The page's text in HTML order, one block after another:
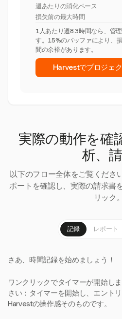
週あたりの消化ペース
損失前の最大時間
1人あたり週8.3時間なら、管
す。15%のバッファにより、
間の余裕があります。
Harvestでプロジェ
実際の動作を確
析、
以下のフロー全体をご覧くださ
ポートを確認し、実際の請求書
リック。
記録 レポート
さあ、時間記録を始めましょう！
ワンクリックでタイマーが開始し
さい：タイマーを開始し、エント
Harvestの操作感そのものです。